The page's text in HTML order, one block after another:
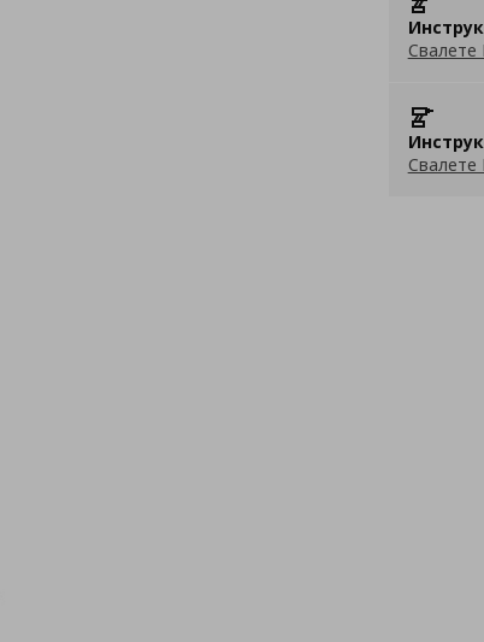
Свалете
Свалете